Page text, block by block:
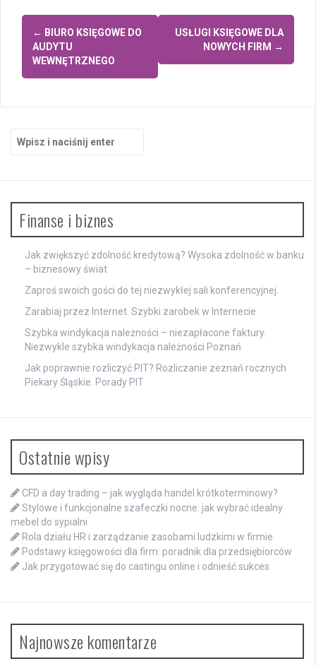
Zobacz
wpisy
← BIURO KSIĘGOWE DO
AUDYTU
WEWNĘTRZNEGO
USŁUGI KSIĘGOWE DLA
NOWYCH FIRM →
Szukaj:
Finanse i biznes
Jak zwiększyć zdolność kredytową? Wysoka zdolność w banku
– biznesowy świat
Zaproś swoich gości do tej niezwykłej sali konferencyjnej.
Zarabiaj przez Internet. Szybki zarobek w Internecie
Szybka windykacja należności – niezapłacone faktury.
Niezwykle szybka windykacja należności Poznań
Jak poprawnie rozliczyć PIT? Rozliczanie zeznań rocznych
Piekary Śląskie. Porady PIT
Ostatnie wpisy
CFD a day trading – jak wygląda handel krótkoterminowy?
Stylowe i funkcjonalne szafeczki nocne: jak wybrać idealny
mebel do sypialni
Rola działu HR i zarządzanie zasobami ludzkimi w firmie
Podstawy księgowości dla firm: poradnik dla przedsiębiorców
Jak przygotować się do castingu online i odnieść sukces
Najnowsze komentarze